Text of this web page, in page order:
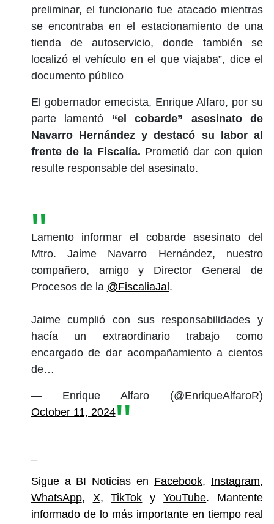
preliminar, el funcionario fue atacado mientras
se encontraba en el estacionamiento de una
tienda de autoservicio, donde también se
localizó el vehículo en el que viajaba”, dice el
documento público
El gobernador emecista, Enrique Alfaro, por su
parte lamentó “el cobarde” asesinato de
Navarro Hernández y destacó su labor al
frente de la Fiscalía. Prometió dar con quien
resulte responsable del asesinato.
Lamento informar el cobarde asesinato del
Mtro. Jaime Navarro Hernández, nuestro
compañero, amigo y Director General de
Procesos de la @FiscaliaJal.
Jaime cumplió con sus responsabilidades y
hacía un extraordinario trabajo como
encargado de dar acompañamiento a cientos
de…
— Enrique Alfaro (@EnriqueAlfaroR)
October 11, 2024
Sigue a BI Noticias en Facebook, Instagram,
WhatsApp, X, TikTok y YouTube. Mantente
informado de lo más importante en tiempo real